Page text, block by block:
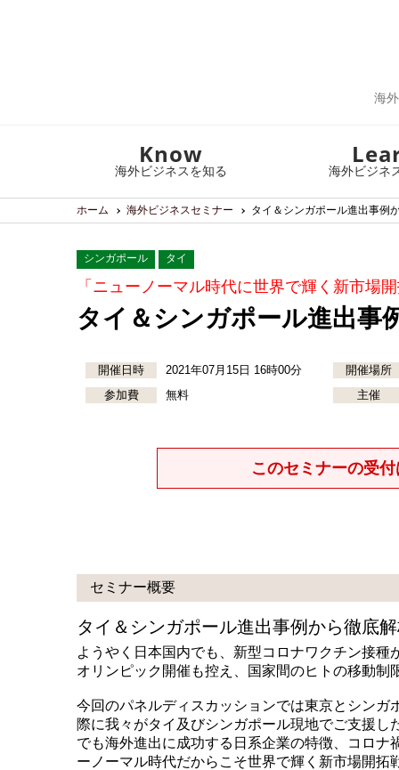
海
Know
海外ビジネスを知る 海外ビジネ
ホーム 海外ビジネスセミナー タイ＆シンガポール進出事例
シンガポール タイ
「ニューノーマル時代に世界で輝く新市場
タイ＆シンガポール進出事
開催日時 2021年07月15日 16時00分
開催場所
参加費
無料 主催
このセミナーの受
セミナー概要
タイ＆シンガポール進出事例から徹底
ようやく日本国内でも、新型コロナワクチン接
オリンピック開催も控え、国家間のヒトの移動
今回のパネルディスカッションでは東京とシン
際に我々がタイ及びシンガポール現地でご支援
でも海外進出に成功する日系企業の特徴、コロ
ーノーマル時代だからこそ世界で輝く新市場開拓